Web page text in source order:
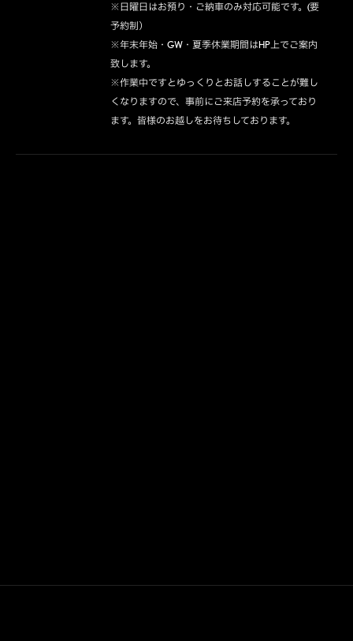
※日曜日はお預り・ご納車のみ対応可能です。(要
予約制）
※年末年始・GW・夏季休業期間はHP上でご案内
致します。
※作業中ですとゆっくりとお話しすることが難し
くなりますので、事前にご来店予約を承っており
ます。皆様のお越しをお待ちしております。